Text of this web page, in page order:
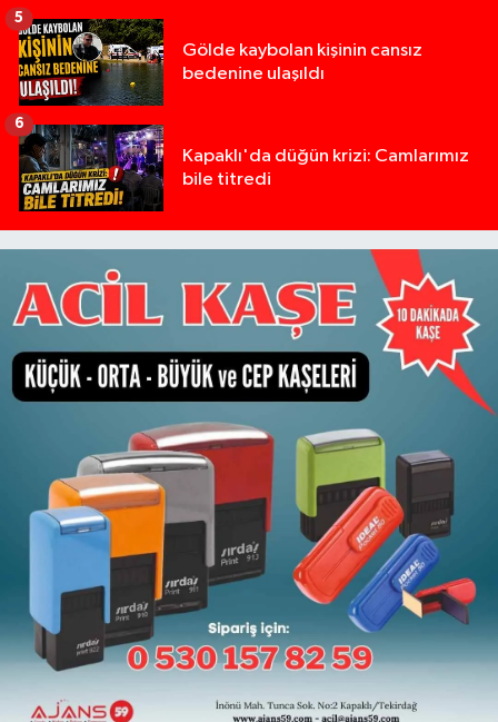
Gölde kaybolan kişinin cansız
bedenine ulaşıldı
5
Kapaklı'da düğün krizi: Camlarımız
bile titredi
6